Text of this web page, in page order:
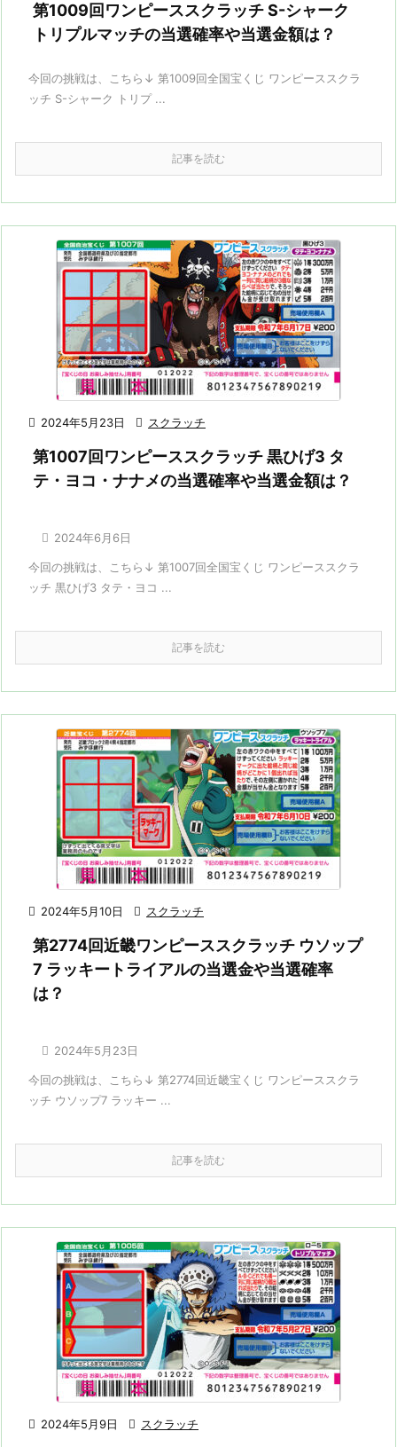
第1009回ワンピーススクラッチ S-シャーク
トリプルマッチの当選確率や当選金額は？
今回の挑戦は、こちら↓ 第1009回全国宝くじ ワンピーススクラ
ッチ S-シャーク トリプ ...
記事を読む
 2024年5月23日  スクラッチ
第1007回ワンピーススクラッチ 黒ひげ3 タ
テ・ヨコ・ナナメの当選確率や当選金額は？
 2024年6月6日
今回の挑戦は、こちら↓ 第1007回全国宝くじ ワンピーススクラ
ッチ 黒ひげ3 タテ・ヨコ ...
記事を読む
 2024年5月10日  スクラッチ
第2774回近畿ワンピーススクラッチ ウソップ
7 ラッキートライアルの当選金や当選確率
は？
 2024年5月23日
今回の挑戦は、こちら↓ 第2774回近畿宝くじ ワンピーススクラ
ッチ ウソップ7 ラッキー ...
記事を読む
 2024年5月9日  スクラッチ